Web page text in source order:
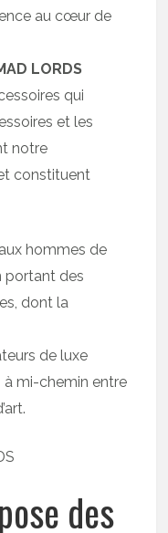
au cœur de
LORDS
qui
et les
notre
constituent
hommes de
portant des
dont la
de luxe
mi-chemin entre
des